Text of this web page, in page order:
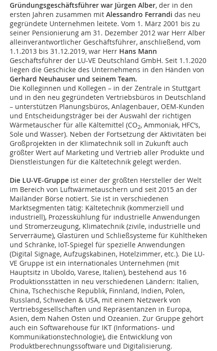
Gründungsgeschäftsführer war Jürgen Alber, der in den
ersten Jahren zusammen mit Alessandro Ferrandi das neu
gegründete Unternehmen leitete. Vom 1. März 2001 bis zu
seiner Pensionierung am 31. Dezember 2012 war Herr Alber
alleinverantwortlicher Geschäftsführer, anschließend, vom
1.1.2013 bis 31.12.2019, war Herr Hans Mann
Geschäftsführer der LU-VE Deutschland GmbH. Seit 1.1.2020
liegen die Geschicke des Unternehmens in den Händen von
Gerhard Neuhauser und seinem Team.
Die Kolleginnen und Kollegen – in der Zentrale in Stuttgart
und in den neu gegründeten Vertriebsbüros in Deutschland
– unterstützen Planungsbüros, Anlagenbauer, OEM-Kunden
und Entscheidungsträger bei der Auswahl der richtigen
Wärmetauscher für alle Kältemittel (CO2, Ammoniak, HFC’s,
Sole und Wasser). Neben der Fortsetzung der Aktivitäten bei
Großprojekten in der Klimatechnik soll in Zukunft auch
größter Wert auf Marketing und Vertrieb aller Produkte und
Dienstleistungen für die Kältetechnik gelegt werden.
Die LU-VE-Gruppe ist einer der größten Hersteller der Welt
im Bereich von Luftwärmetauschern und seit 2015 an der
Mailänder Börse notiert. Sie ist in verschiedenen
Marktsegmenten tätig: Kältetechnik (kommerziell und
industriell), Prozesskühlung für industrielle Anwendungen
und Stromerzeugung, Klimatechnik (zivile, industrielle und
Serverräume), Glastüren und Schließsysteme für Kühltheken
und Schränke, IoT-Spiegel für spezielle Anwendungen
(Digital Signage, Aufzugskabinen, Hotelzimmer, etc.). Die LU-
VE Gruppe ist ein internationales Unternehmen (mit
Hauptsitz in Uboldo, Varese, Italien), bestehend aus 16
Produktionsstätten in neu verschiedenen Ländern: Italien,
China, Tschechische Republik, Finnland, Indien, Polen,
Russland, Schweden & USA, mit einem Netzwerk von
Vertriebsgesellschaften und Repräsentanzen in Europa,
Asien, dem Nahen Osten und Ozeanien. Zur Gruppe gehört
auch ein Softwarehouse für IKT (Informations- und
Kommunikationstechnologie), die Entwicklung von
Produktberechnungssoftware und Digitalisierung.